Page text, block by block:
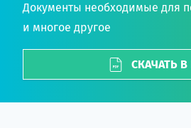
Документы необходимые для
и многое другое
СКАЧАТЬ В